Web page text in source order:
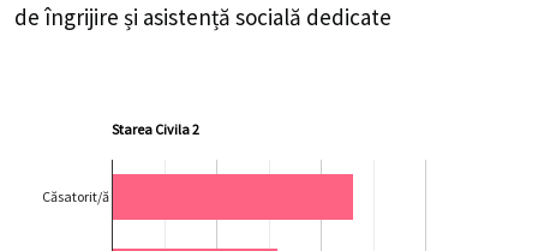
de îngrijire și asistență socială dedicate
Starea Civila 2
Căsatorit/ă